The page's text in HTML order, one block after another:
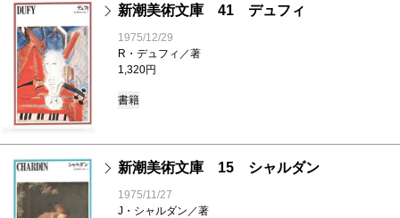
新潮美術文庫 41 デュフィ
1975/12/29
R・デュフィ／著
1,320円
書籍
新潮美術文庫 15 シャルダン
1975/11/27
J・シャルダン／著